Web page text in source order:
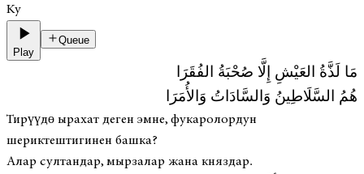
Ky
Play
Queue
مَا لَذَّةُ العَيْشِ إِلَّا صُحْبَةُ الفُقَرَا
هُمُ السَّلَاطِينُ وَالسَّادَاتُ وَالأُمَرَا
Тирүүдө ырахат деген эмне, фукаролордун
шериктештигинен башка?
Алар султандар, мырзалар жана княздар.